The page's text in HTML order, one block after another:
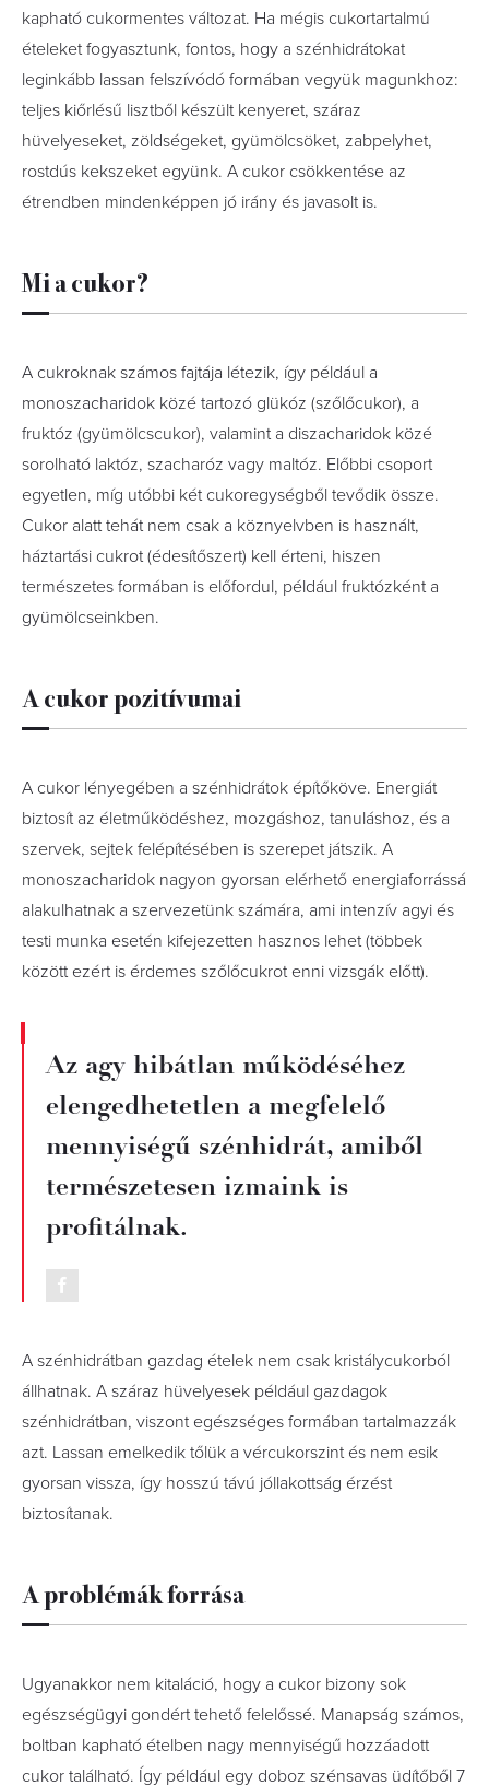
kapható cukormentes változat. Ha mégis cukortartalmú
ételeket fogyasztunk, fontos, hogy a szénhidrátokat
leginkább lassan felszívódó formában vegyük magunkhoz:
teljes kiőrlésű lisztből készült kenyeret, száraz
hüvelyeseket, zöldségeket, gyümölcsöket, zabpelyhet,
rostdús kekszeket együnk. A cukor csökkentése az
étrendben mindenképpen jó irány és javasolt is.
Mi a cukor?
A cukroknak számos fajtája létezik, így például a
monoszacharidok közé tartozó glükóz (szőlőcukor), a
fruktóz (gyümölcscukor), valamint a diszacharidok közé
sorolható laktóz, szacharóz vagy maltóz. Előbbi csoport
egyetlen, míg utóbbi két cukoregységből tevődik össze.
Cukor alatt tehát nem csak a köznyelvben is használt,
háztartási cukrot (édesítőszert) kell érteni, hiszen
természetes formában is előfordul, például fruktózként a
gyümölcseinkben.
A cukor pozitívumai
A cukor lényegében a szénhidrátok építőköve. Energiát
biztosít az életműködéshez, mozgáshoz, tanuláshoz, és a
szervek, sejtek felépítésében is szerepet játszik. A
monoszacharidok nagyon gyorsan elérhető energiaforrássá
alakulhatnak a szervezetünk számára, ami intenzív agyi és
testi munka esetén kifejezetten hasznos lehet (többek
között ezért is érdemes szőlőcukrot enni vizsgák előtt).
Az agy hibátlan működéséhez
elengedhetetlen a megfelelő
mennyiségű szénhidrát, amiből
természetesen izmaink is
profitálnak.
A szénhidrátban gazdag ételek nem csak kristálycukorból
állhatnak. A száraz hüvelyesek például gazdagok
szénhidrátban, viszont egészséges formában tartalmazzák
azt. Lassan emelkedik tőlük a vércukorszint és nem esik
gyorsan vissza, így hosszú távú jóllakottság érzést
biztosítanak.
A problémák forrása
Ugyanakkor nem kitaláció, hogy a cukor bizony sok
egészségügyi gondért tehető felelőssé. Manapság számos,
boltban kapható ételben nagy mennyiségű hozzáadott
cukor található. Így például egy doboz szénsavas üdítőből 7